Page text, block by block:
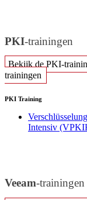
PKI-trainingen
Bekijk de PKI-
trainingen
PKI Training
Intensiv
Veeam-trainingen